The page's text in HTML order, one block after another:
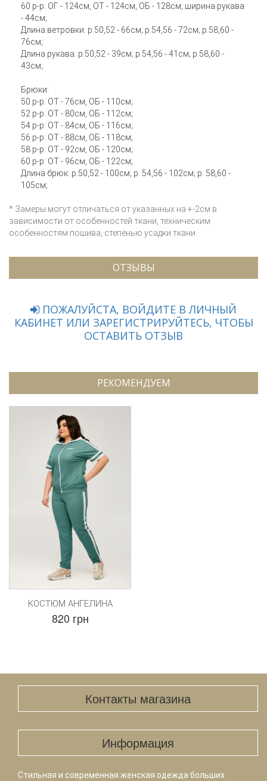
60 р-р: ОГ - 124см, ОТ - 124см, ОБ - 128см; ширина рукава
- 44см;
Длина ветровки: р.50,52 - 66см; р.54,56 - 72см; р.58,60 -
76см;
Длина рукава: р.50,52 - 39см; р.54,56 - 41см; р.58,60 -
43см;
Брюки:
50 р-р: ОТ - 76см, ОБ - 110см;
52 р-р: ОТ - 80см, ОБ - 112см;
54 р-р: ОТ - 84см, ОБ - 116см;
56 р-р: ОТ - 88см, ОБ - 118см;
58 р-р: ОТ - 92см, ОБ - 120см;
60 р-р: ОТ - 96см, ОБ - 122см;
Длина брюк: р.50,52 - 100см; р. 54,56 - 102см; р. 58,60 -
105см;
* Замеры могут отличаться от указанных на +-2см в
зависимости от особенностей ткани, техническим
особенностям пошива, степенью усадки ткани.
ОТЗЫВЫ
ПОЖАЛУЙСТА, ВОЙДИТЕ В ЛИЧНЫЙ
КАБИНЕТ ИЛИ ЗАРЕГИСТРИРУЙТЕСЬ, ЧТОБЫ
ОСТАВИТЬ ОТЗЫВ
РЕКОМЕНДУЕМ
КОСТЮМ АНГЕЛИНА
820 грн
Контакты магазина
Информация
Стильная и современная женская одежда больших